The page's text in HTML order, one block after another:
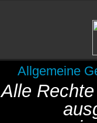
Allgemeine
Alle